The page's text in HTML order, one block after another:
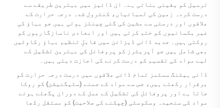
ترسیل کو یقینی بناتی ہے۔ ان ڈائیز میں بہترین طریقے سے
درست کردہ زمین کی لمبائیاں، کنٹرول شدہ درجہ حرارت کے
علاقوں اور درستی سے مشین کی گئی چینلز ہوتی ہیں جو بہاؤ کی
غیر یکسانیوں کو ختم کرتی ہیں اور ابعادی ناسازگاریوں کو
روکتی ہیں۔ جدید ڈائی ڈیزائن میں قابلِ تنظیم بہاؤ رکاوٹیں
بھی شامل ہیں جو آپریٹرز کو پروفائل کی بہترین تشکیل کے
لیے مواد کی تقسیم کو درست کرنے کی اجازت دیتی ہیں۔
ڈائی ہیٹنگ سسٹمز تمام ڈائی علاقوں میں درست درجہ حرارت کو
برقرار رکھتے ہیں، جس سے مواد کے جمنے (سٹیگنیشن) کو روکا
جاتا ہے اور پروفائل کی تشکیل کے عمل کے دوران پگھلے ہوئے
مواد کی سنجیدہ وسکوسٹی (چپکنے کی صلاحیت) کو مستقل رکھا